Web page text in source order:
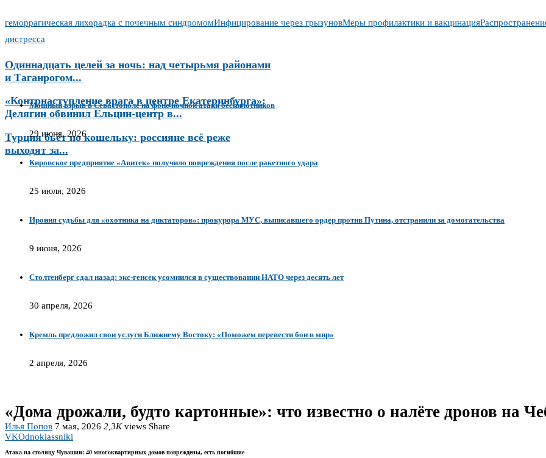
геморрагическая лихорадка с почечным синдромомИнфицирование через грызуновМеры профилактики и вакцинация
дистресса
Одиннадцать целей за ночь: над четырьмя районами
и Таганрогом...
«Контрнаступление врага в центре Екатеринбурга»:
Делягин обвинил Ельцин-центр в...
Турция бьёт по кошельку: россияне всё реже
выходят за...
Мощный взрыв в Севастополе на фоне ночной атаки беспилотников
29 июня, 2026
Кировское предприятие «Авитек» получило повреждения после ракетного удара
25 июля, 2026
Ирония судьбы для «охотника на диктаторов»: прокурора МУС, выписавшего ордер против Путина, отстранили за домогательства
9 июня, 2026
Столтенберг сдал назад: экс-генсек усомнился в существовании НАТО через десять лет
30 апреля, 2026
Кремль предложил свои услуги Ближнему Востоку: «Поможем перевести бои в мир»
2 апреля, 2026
«Дома дрожали, будто картонные»: что известно о налёте дронов на
Илья Попов 7 мая, 2026 2,3Kviews Share
VKOdnoklassniki
Атака на столицу Чувашии: 40 многоквартирных домов повреждены, есть погибшие